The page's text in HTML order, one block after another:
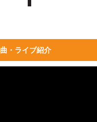
曲・ライブ紹介